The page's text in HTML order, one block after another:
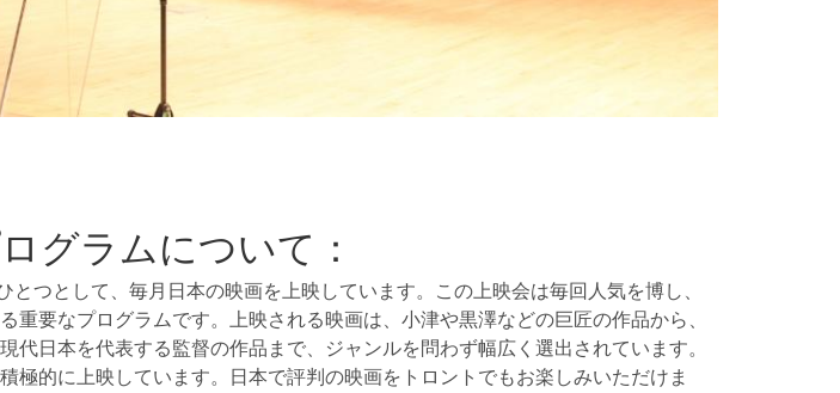
グラムについて：
つとして、毎月日本の映画を上映しています。この上映会は毎回人気を博し、
重要なプログラムです。上映される映画は、小津や黒澤などの巨匠の作品から、
代日本を代表する監督の作品まで、ジャンルを問わず幅広く選出されています。
極的に上映しています。日本で評判の映画をトロントでもお楽しみいただけま